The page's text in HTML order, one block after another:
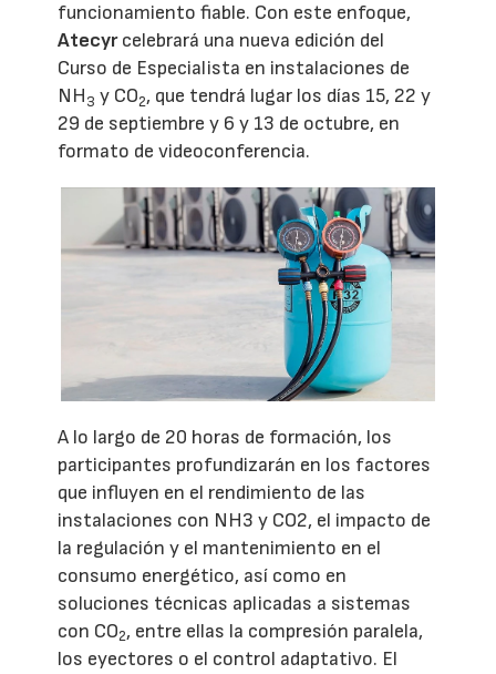
funcionamiento fiable. Con este enfoque,
Atecyrcelebrará una nueva edición del
Curso de Especialista en instalaciones de
NH3 y CO2, que tendrá lugar los días 15, 22 y
29 de septiembre y 6 y 13 de octubre, en
formato de videoconferencia.
A lo largo de 20 horas de formación, los
participantes profundizarán en los factores
que influyen en el rendimiento de las
instalaciones con NH3 y CO2, el impacto de
la regulación y el mantenimiento en el
consumo energético, así como en
soluciones técnicas aplicadas a sistemas
con CO2, entre ellas la compresión paralela,
los eyectores o el control adaptativo. El